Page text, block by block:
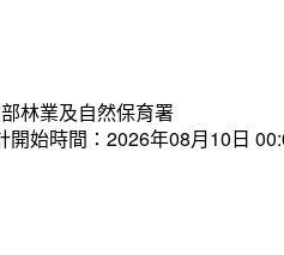
林業及自然保育署
開始時間：2026年08月10日